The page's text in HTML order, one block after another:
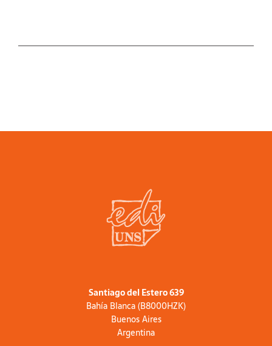
especializa en temas de economía política
periódicos, radios y canales de televisión.
Cuadernos de Economía Crítica. Producción
del podcast “Lo Prometido Es Deuda”.
Santiago del Estero 639
Bahía Blanca (B8000HZK)
Buenos Aires
Argentina